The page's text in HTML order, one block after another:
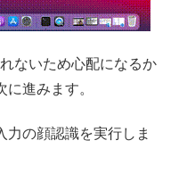
ないため心配になるか
進みます。
力の顔認識を実行しま